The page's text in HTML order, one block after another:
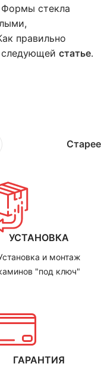
Формы стекла
правильно
следующей статье.
Старее
УСТАНОВКА
и монтаж
"под ключ"
ГАРАНТИЯ